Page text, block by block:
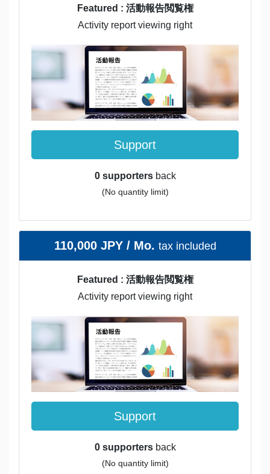
Featured : 活動報告閲覧権
Activity report viewing right
Support
0 supportersback
(No quantity limit)
110,000 JPY / Mo. tax included
Featured : 活動報告閲覧権
Activity report viewing right
Support
0 supportersback
(No quantity limit)